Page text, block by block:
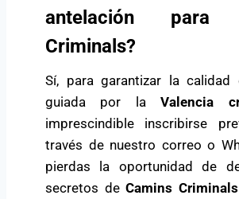
antelación para
Criminals?
Sí, para garantizar la
guiada por laValencia
imprescindible inscribirse
través de nuestro correo o
pierdas la oportunidad de
secretos deCamins Criminals